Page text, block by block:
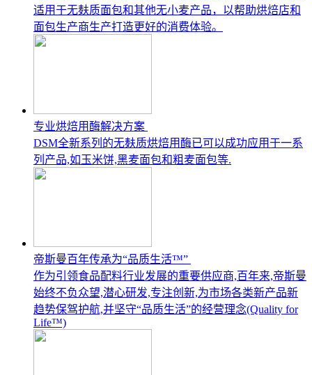
适用于无麸质面包和其他无小麦产品，以帮助烘焙店和
面包生产商生产打造更好的消费体验。
专业烘焙用酶解决方案
DSM全新系列的无麸质烘焙用酶已可以成功应用于一系
列产品,如玉米饼,黑麦面包和粗麦面包等.
帝斯曼百年传承为“品质生活™”
作为引领食品配料行业发展的重要供应商,百年来,帝斯曼
始终不负众望,潜心研发,专注创新,为市场各类新产品新
趋势保驾护航,并坚守“品质生活”的经营理念(Quality for
Life™)